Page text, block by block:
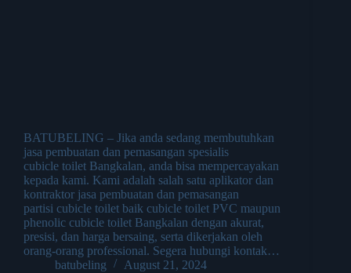
BATUBELING – Jika anda sedang membutuhkan
jasa pembuatan dan pemasangan spesialis
cubicle toilet Bangkalan, anda bisa mempercayakan
kepada kami. Kami adalah salah satu aplikator dan
kontraktor jasa pembuatan dan pemasangan
partisi cubicle toilet baik cubicle toilet PVC maupun
phenolic cubicle toilet Bangkalan dengan akurat,
presisi, dan harga bersaing, serta dikerjakan oleh
orang-orang professional. Segera hubungi kontak…
batubeling
August 21, 2024